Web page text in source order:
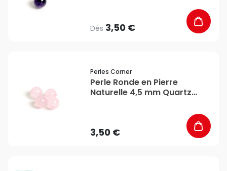
Dès 3,50 €
Perles Corner
Perle Ronde en Pierre
Naturelle 4,5 mm Quartz
3,50 €